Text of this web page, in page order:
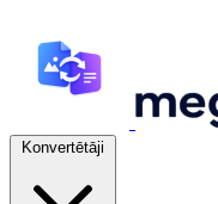
Konvertētāji